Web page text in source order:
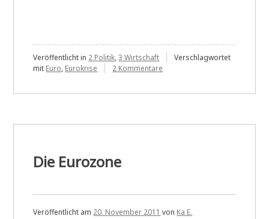
Veröffentlicht in 2 Politik,3 Wirtschaft
Verschlagwortet
mit Euro, Eurokrise 2 Kommentare
Eurozone?
Die Eurozone
Veröffentlicht am 20. November 2011 von Ka E.